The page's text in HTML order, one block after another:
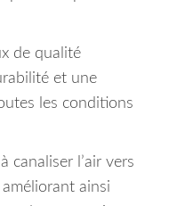
de qualité
et une
les conditions
canaliser l’air vers
ainsi